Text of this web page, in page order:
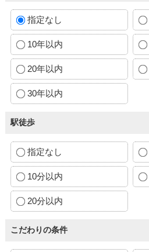
指定なし
10年以内
20年以内
30年以内
駅徒歩
指定なし
10分以内
20分以内
こだわりの条件